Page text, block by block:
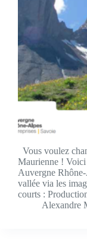
Vous voulez
Maurienne ! Voici
Auvergne
vallée via les
courts :
Alexandre